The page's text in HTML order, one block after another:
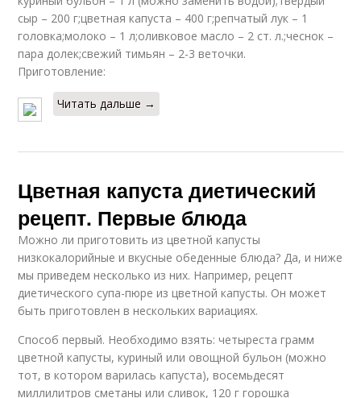
сыр – 200 г;цветная капуста – 400 г;репчатый лук – 1
головка;молоко – 1 л;оливковое масло – 2 ст. л.;чеснок –
пара долек;свежий тимьян – 2-3 веточки.
Приготовление:
Читать дальше →
Цветная капуста диетический
рецепт. Первые блюда
Можно ли приготовить из цветной капусты
низкокалорийные и вкусные обеденные блюда? Да, и ниже
мы приведем несколько из них. Например, рецепт
диетического супа-пюре из цветной капусты. Он может
быть приготовлен в нескольких вариациях.
Способ первый. Необходимо взять: четыреста грамм
цветной капусты, куриный или овощной бульон (можно
тот, в котором варилась капуста), восемьдесят
миллилитров сметаны или сливок, 120 г горошка